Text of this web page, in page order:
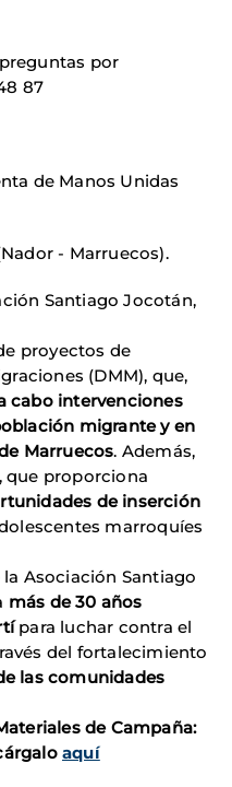
por
87
de Manos Unidas
- Marruecos).
Santiago Jocotán,
proyectos de
(DMM), que,
cabo intervenciones
migrante y en
Marruecos. Además,
que proporciona
de inserción
marroquíes
Asociación Santiago
más de 30 años
para luchar contra el
del fortalecimiento
las comunidades
de Campaña:
aquí